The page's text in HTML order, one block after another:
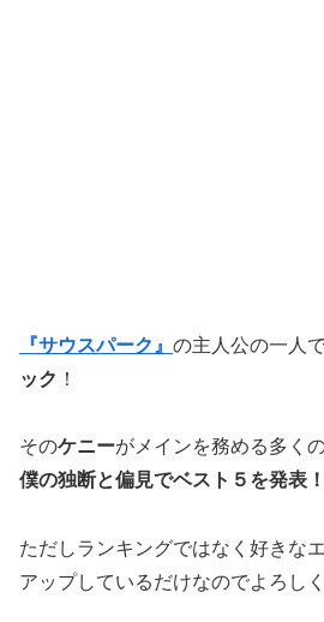
『サウスパーク』 の主人公の一人
ック ！
そのケニーがメインを務める多く
僕の独断と偏見でベスト５を発表！
ただしランキングではなく好きな
アップしているだけなのでよろし